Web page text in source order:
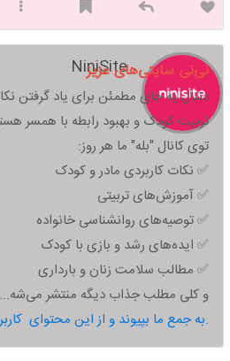
تعداد رای : 506
نظرسنجی
کدوم کارو انجام میدی
دعای فرج
سه تا توحید معادل یک ختم قرآن
NiniSite
نی‌نی سایتی‌های عزیز
دنبال یه جای مطمئن برای یاد گرفتن
تربیت کودک و بهبود رابطه با همسر
توی کانال "بله" ما هر روز:
✅ نکات کاربردی مادر و کودک
✅ آموزش‌های تربیتی
✅ توصیه‌های روانشناسی خانواده
✅ ایده‌های رشد و بازی با کودک
✅ مطالب سلامت زنان و بارداری
و کلی مطلب جذاب دیگه منتشر می‌شه...
به جمع ما بپیوند و از این محتوای کاربردی استفاده کن.